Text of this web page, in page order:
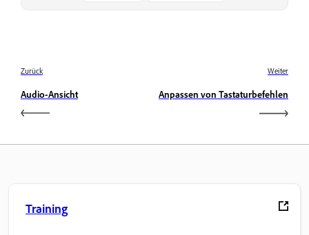
Zurück
Audio-Ansicht
Weiter
Anpassen von Tastaturbefehlen
Training